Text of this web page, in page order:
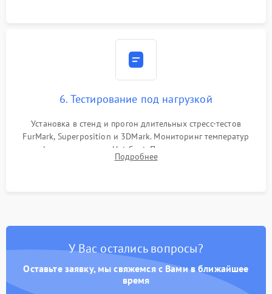
6. Тестирование под нагрузкой
Установка в стенд и прогон длительных стресс-тестов
FurMark, Superposition и 3DMark. Мониторинг температур
графического чипа и Hot Spot. Проверка на отсутствие
артефактов изображения, вылетов драйвера и зависаний.
Подробнее
У Вас остались вопросы?
Оставьте заявку, мы свяжемся с Вами в ближайшее
время